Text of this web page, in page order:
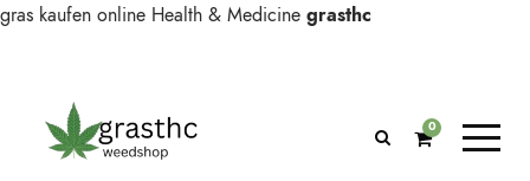
gras kaufen online Health & Medicine grasthc
0